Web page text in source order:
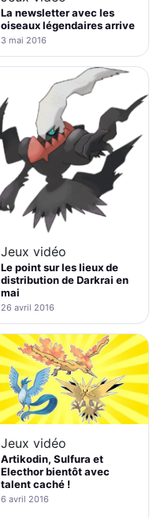
La newsletter avec les
oiseaux légendaires arrive
3 mai 2016
Jeux vidéo
Le point sur les lieux de
distribution de Darkrai en
mai
26 avril 2016
Jeux vidéo
Artikodin, Sulfura et
Electhor bientôt avec
talent caché !
6 avril 2016